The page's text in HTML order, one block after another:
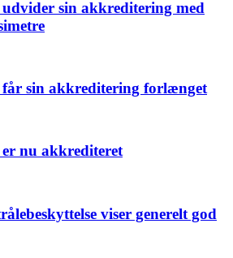
udvider sin akkreditering med
får sin akkreditering forlænget
er nu akkrediteret
viser generelt god